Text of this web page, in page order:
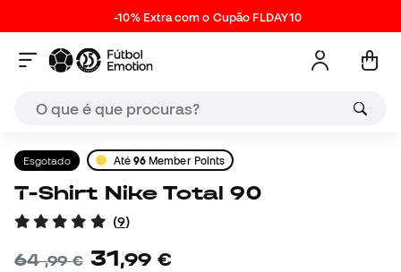
-10% Extra com o Cupão FLDAY10
Esgotado Até 96 Member Points
T-Shirt Nike Total 90
(9)
64,99 € 31,99 €